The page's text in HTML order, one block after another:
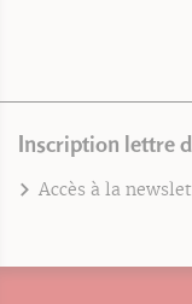
Inscription lettre
Accès à la